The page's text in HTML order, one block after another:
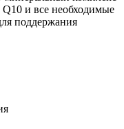
и все необходимые
поддержания